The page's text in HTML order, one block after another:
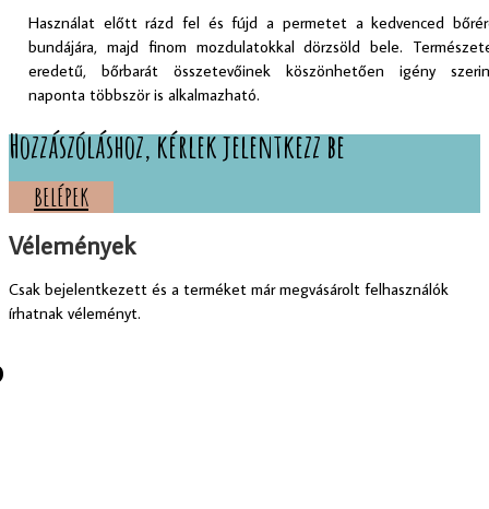
Használat előtt rázd fel és fújd a permetet a kedvenced
bundájára, majd finom mozdulatokkal dörzsöld bele.
eredetű, bőrbarát összetevőinek köszönhetően igény
naponta többször is alkalmazható.
Hozzászóláshoz, kérlek jelentkezz be
BELÉPEK
Vélemények
Csak bejelentkezett és a terméket már megvásárolt felhasználók
írhatnak véleményt.
AJÁNLJUK: